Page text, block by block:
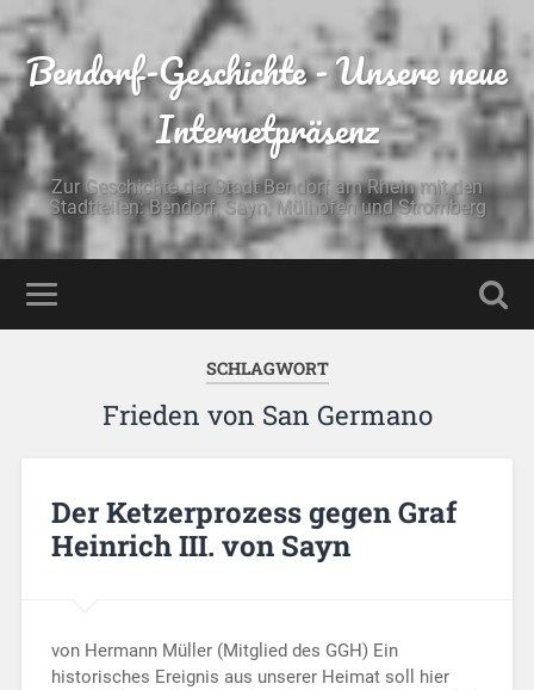
Bendorf-Geschichte - Unsere neue
Internetpräsenz
Zur Geschichte der Stadt Bendorf am Rhein mit den
Stadtteilen: Bendorf, Sayn, Mülhofen und Stromberg
SCHLAGWORT
Frieden von San Germano
Der Ketzerprozess gegen Graf
Heinrich III. von Sayn
von Hermann Müller (Mitglied des GGH) Ein
historisches Ereignis aus unserer Heimat soll hier